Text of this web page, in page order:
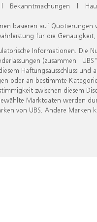
| Bekanntmachungen |
basieren auf
für die
Informationen. Die
(zusammen
Haftungsausschluss
oder an bestimmte
zwischen diesem
Marktdaten werden
von UBS. Andere Marken